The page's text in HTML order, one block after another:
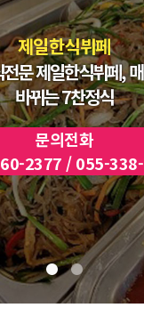
제일한식뷔페
문 제일한식뷔페,
바뀌는 7찬정식
문의전화
2377 / 055-
제일한식뷔페
반 전문점!영양소
대접하기위해 노력
문의전화
2377 / 055-